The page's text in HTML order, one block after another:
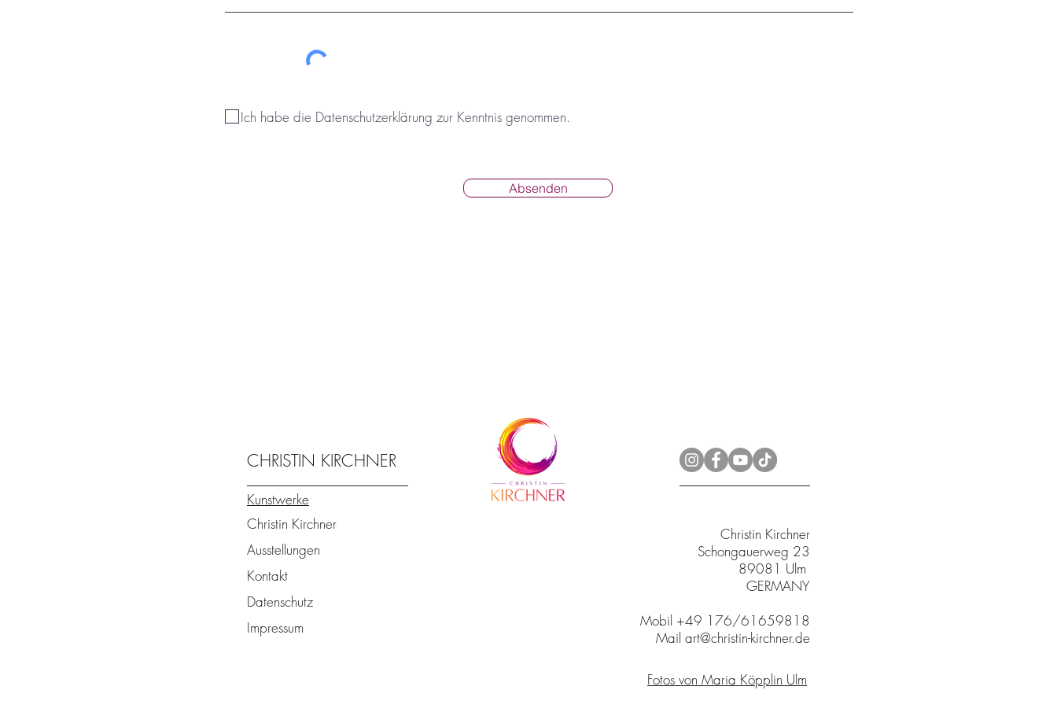
Ich habe die Datenschutzerklärung zur Kenntnis genommen.
Absenden
CHRISTIN KIRCHNER
Kunstwerke
Christin Kirchner
Ausstellungen
Kontakt
Datenschutz
Impressum
Christin Kirchner
Schongauerweg 23
89081 Ulm
GERMANY
Mobil +49 176/61659818
Mail art@christin-kirchner.de
Fotos von Maria Köpplin Ulm